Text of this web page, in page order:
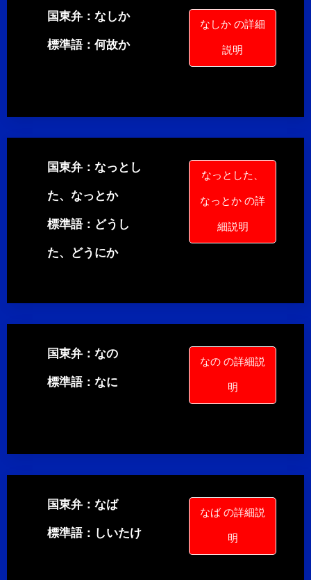
国東弁：なしか
標準語：何故か
なしか の詳細
説明
国東弁：なっとし
た、なっとか
標準語：どうし
た、どうにか
なっとした、
なっとか の詳
細説明
国東弁：なの
標準語：なに
なの の詳細説
明
国東弁：なば
標準語：しいたけ
なば の詳細説
明